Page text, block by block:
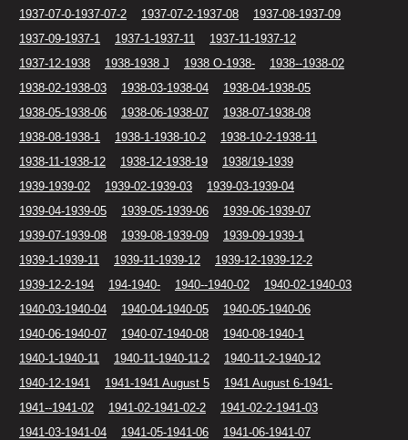
1937-07-0-1937-07-2
1937-07-2-1937-08
1937-08-1937-09
1937-09-1937-1
1937-1-1937-11
1937-11-1937-12
1937-12-1938
1938-1938 J 1938 O-1938-
1938--1938-02
1938-02-1938-03
1938-03-1938-04
1938-04-1938-05
1938-05-1938-06
1938-06-1938-07
1938-07-1938-08
1938-08-1938-1
1938-1-1938-10-2
1938-10-2-1938-11
1938-11-1938-12
1938-12-1938-19
1938/19-1939
1939-1939-02
1939-02-1939-03
1939-03-1939-04
1939-04-1939-05
1939-05-1939-06
1939-06-1939-07
1939-07-1939-08
1939-08-1939-09
1939-09-1939-1
1939-1-1939-11
1939-11-1939-12
1939-12-1939-12-2
1939-12-2-194
194-1940- 1940--1940-02
1940-02-1940-03
1940-03-1940-04
1940-04-1940-05
1940-05-1940-06
1940-06-1940-07
1940-07-1940-08
1940-08-1940-1
1940-1-1940-11
1940-11-1940-11-2
1940-11-2-1940-12
1940-12-1941
1941-1941 August 5
1941 August 6-1941-
1941--1941-02
1941-02-1941-02-2
1941-02-2-1941-03
1941-03-1941-04
1941-05-1941-06
1941-06-1941-07